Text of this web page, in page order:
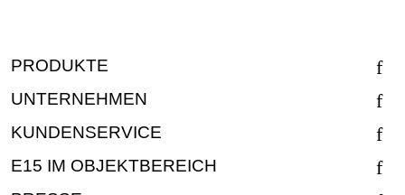
PRODUKTE
UNTERNEHMEN
KUNDENSERVICE
E15 IM OBJEKTBEREICH